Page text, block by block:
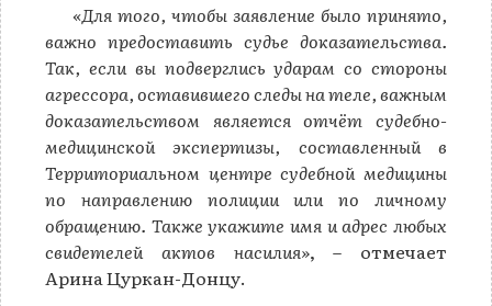
«Для того, чтобы заявление было принято,
важно предоставить судье доказательства.
Так, если вы подверглись ударам со стороны
агрессора, оставившего следы на теле, важным
доказательством является отчёт судебно-
медицинской экспертизы, составленный в
Территориальном центре судебной медицины
по направлению полиции или по личному
обращению. Также укажите имя и адрес любых
свидетелей актов насилия», – отмечает
Арина Цуркан-Донцу.